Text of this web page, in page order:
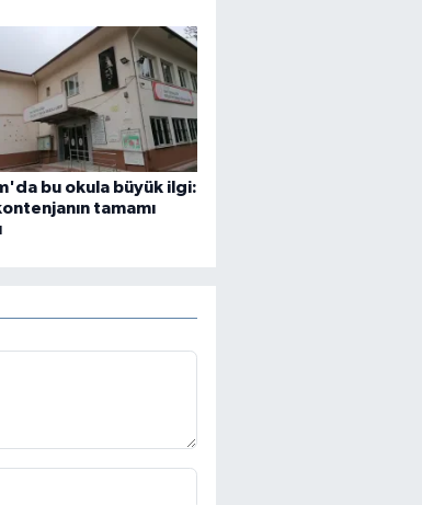
bu okula büyük ilgi:
tamamı